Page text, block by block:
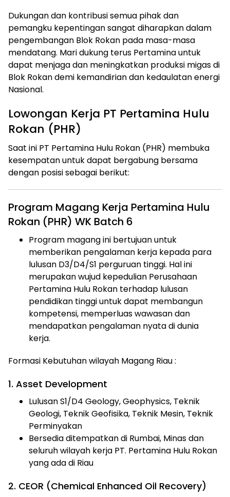
Dukungan dan kontribusi semua pihak dan
pemangku kepentingan sangat diharapkan dalam
pengembangan Blok Rokan pada masa-masa
mendatang. Mari dukung terus Pertamina untuk
dapat menjaga dan meningkatkan produksi migas di
Blok Rokan demi kemandirian dan kedaulatan energi
Nasional.
Lowongan Kerja PT Pertamina Hulu
Rokan (PHR)
Saat ini PT Pertamina Hulu Rokan (PHR) membuka
kesempatan untuk dapat bergabung bersama
dengan posisi sebagai berikut:
Program Magang Kerja Pertamina Hulu
Rokan (PHR) WK Batch 6
Program magang ini bertujuan untuk
memberikan pengalaman kerja kepada para
lulusan D3/D4/S1 perguruan tinggi. Hal ini
merupakan wujud kepedulian Perusahaan
Pertamina Hulu Rokan terhadap lulusan
pendidikan tinggi untuk dapat membangun
kompetensi, memperluas wawasan dan
mendapatkan pengalaman nyata di dunia
kerja.
Formasi Kebutuhan wilayah Magang Riau :
1. Asset Development
Lulusan S1/D4 Geology, Geophysics, Teknik
Geologi, Teknik Geofisika, Teknik Mesin, Teknik
Perminyakan
Bersedia ditempatkan di Rumbai, Minas dan
seluruh wilayah kerja PT. Pertamina Hulu Rokan
yang ada di Riau
2. CEOR (Chemical Enhanced Oil Recovery)